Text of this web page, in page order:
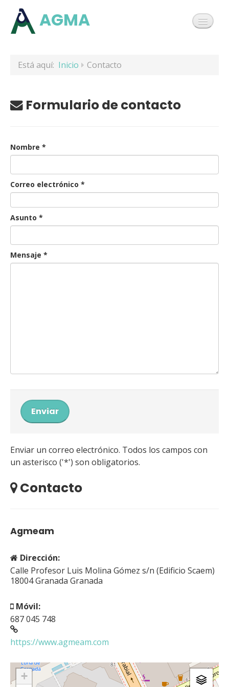
AGMA
LA EMPRESA
CONTACTO
Está aquí: Inicio Contacto
Formulario de contacto
Nombre *
Correo electrónico *
Asunto *
Mensaje *
Enviar
Enviar un correo electrónico. Todos los campos con
un asterisco ('*') son obligatorios.
Contacto
Agmeam
Dirección:
Calle Profesor Luis Molina Gómez s/n (Edificio Scaem)
18004Granada Granada
Móvil:
687 045 748
https://www.agmeam.com